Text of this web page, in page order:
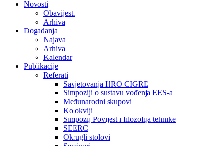
Novosti
Obavijesti
Arhiva
Događanja
Najava
Arhiva
Kalendar
Publikacije
Referati
Savjetovanja HRO CIGRE
Simpoziji o sustavu vođenja EES-a
Međunarodni skupovi
Kolokviji​
Simpozij Povijest i filozofija tehnike
SEERC
Okrugli stolovi